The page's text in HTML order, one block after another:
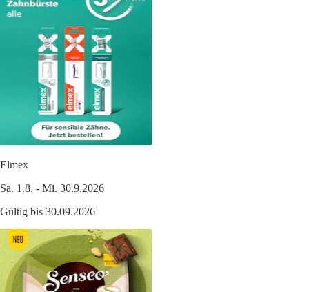
Elmex
Sa. 1.8. - Mi. 30.9.2026
Gültig bis 30.09.2026